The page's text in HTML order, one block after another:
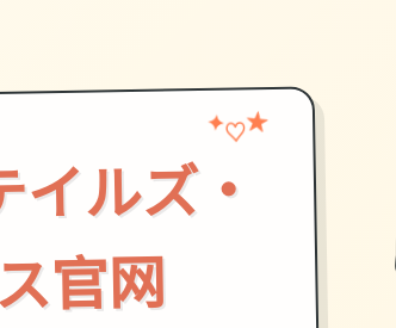
ルズ・
官网
✦♡★